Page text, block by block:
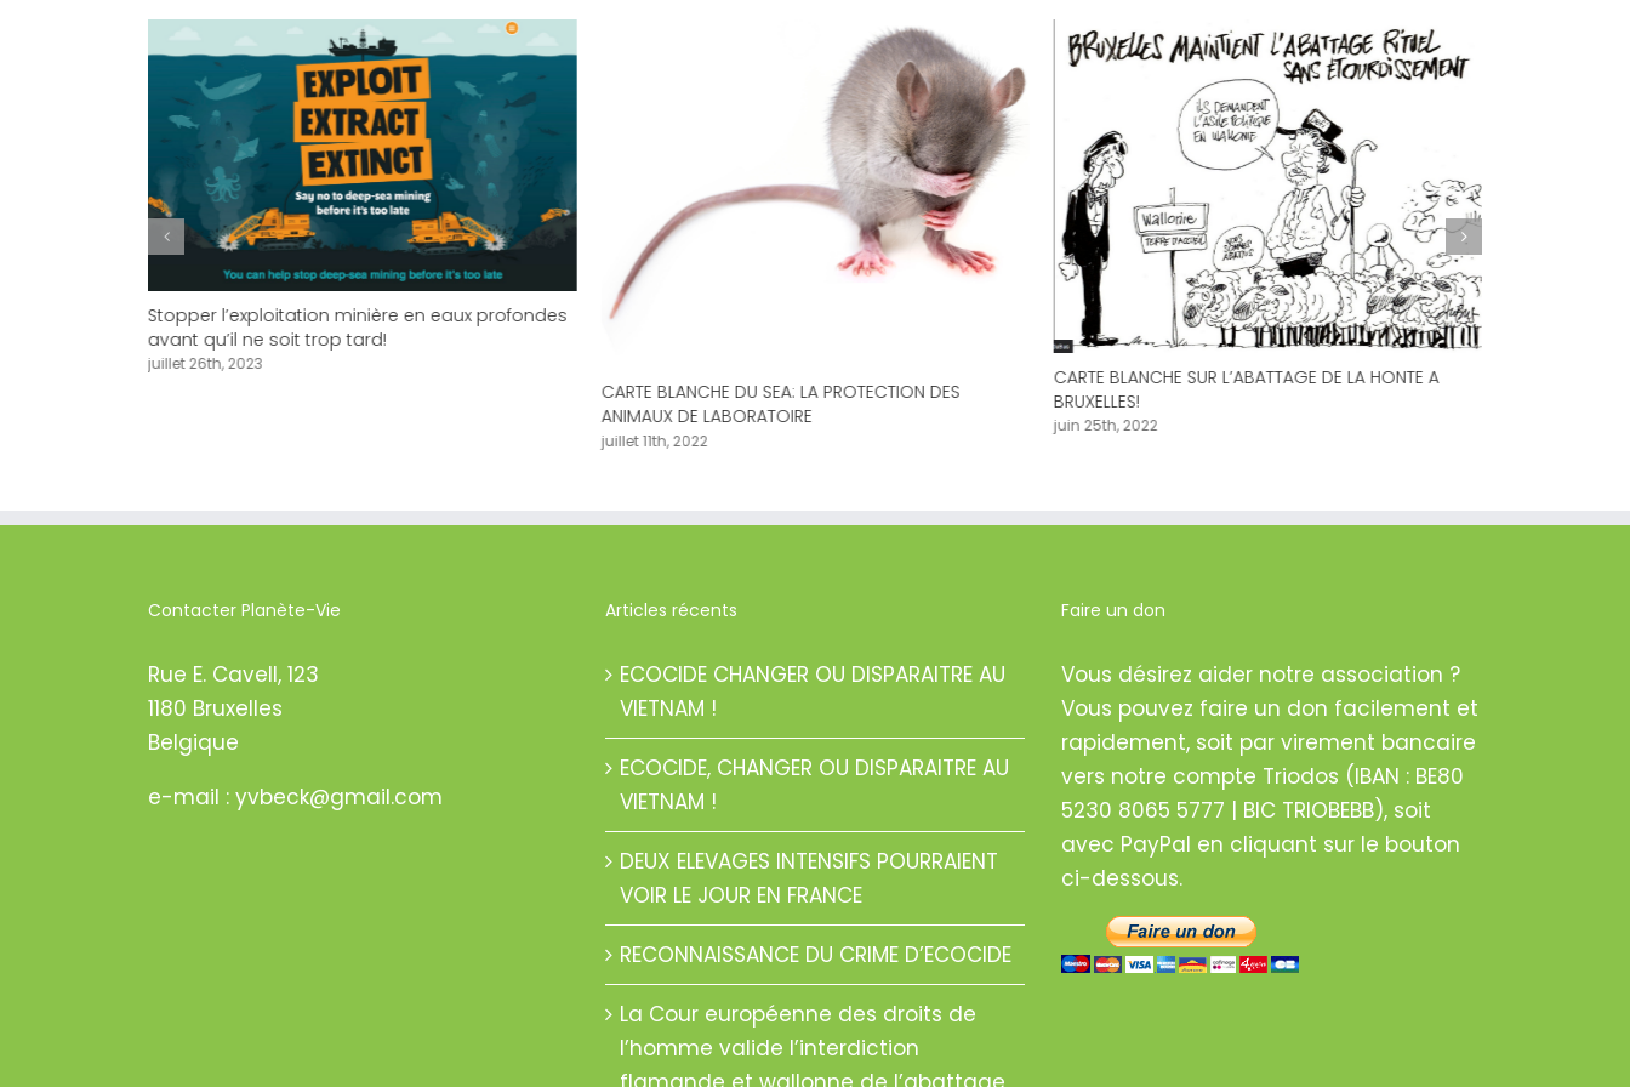
Stopper l’exploitation minière en eaux profondes
avant qu’il ne soit trop tard!
juillet 26th, 2023
CARTE BLANCHE DU SEA: LA PROTECTION DES
ANIMAUX DE LABORATOIRE
juillet 11th, 2022
CARTE BLANCHE SUR L’ABATTAGE DE LA HONTE A
BRUXELLES!
juin 25th, 2022
Contacter Planète-Vie
Rue E. Cavell, 123
1180 Bruxelles
Belgique
e-mail : yvbeck@gmail.com
Articles récents
ECOCIDE CHANGER OU DISPARAITRE AU
VIETNAM !
ECOCIDE, CHANGER OU DISPARAITRE AU
VIETNAM !
DEUX ELEVAGES INTENSIFS POURRAIENT
VOIR LE JOUR EN FRANCE
RECONNAISSANCE DU CRIME D’ECOCIDE
La Cour européenne des droits de
l’homme valide l’interdiction
Faire un don
Vous désirez aider notre association ?
Vous pouvez faire un don facilement et
rapidement, soit par virement bancaire
vers notre compte Triodos (IBAN : BE80
5230 8065 5777 | BIC TRIOBEBB), soit
avec PayPal en cliquant sur le bouton
ci-dessous.